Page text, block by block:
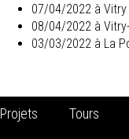
07/04/2022 à Vitry
08/04/2022 à
03/03/2022 à La
Projets Tours